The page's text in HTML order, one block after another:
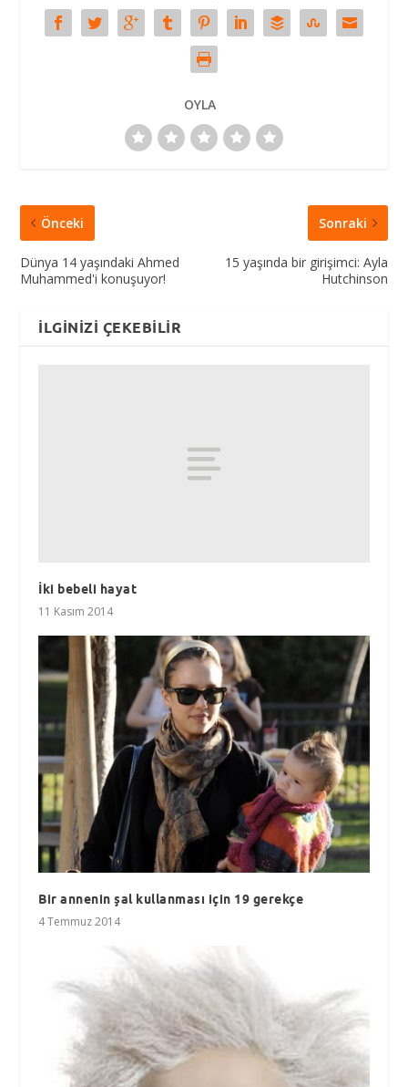
OYLA
Önceki
Dünya 14 yaşındaki Ahmed
Muhammed'i konuşuyor!
Sonraki
15 yaşında bir girişimci: Ayla
Hutchinson
İLGINIZI ÇEKEBILIR
İki bebeli hayat
11 Kasım 2014
Bir annenin şal kullanması için 19 gerekçe
4 Temmuz 2014